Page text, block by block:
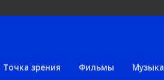
Точка зрения Фильмы Музыка